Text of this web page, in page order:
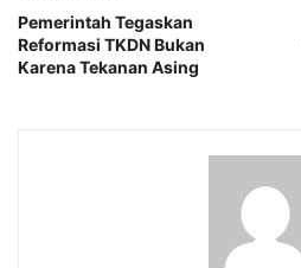
Pemerintah Tegaskan
Reformasi TKDN Bukan
Karena Tekanan Asing